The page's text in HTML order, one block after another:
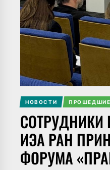
НОВОСТИ
ИЭА РАН
ФОРУМА